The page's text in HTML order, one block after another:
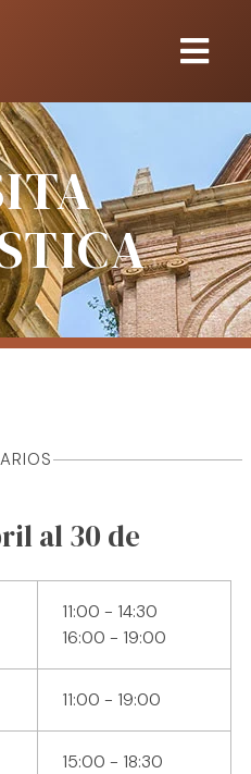
al 30 de
11:00 - 14:30
16:00 - 19:00
11:00 - 19:00
15:00 - 18:30